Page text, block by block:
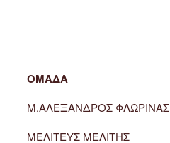
ΟΜΑΔΑ
Μ.ΑΛΕΞΑΝΔΡΟΣ ΦΛΩΡΙΝΑΣ
ΜΕΛΙΤΕΥΣ ΜΕΛΙΤΗΣ